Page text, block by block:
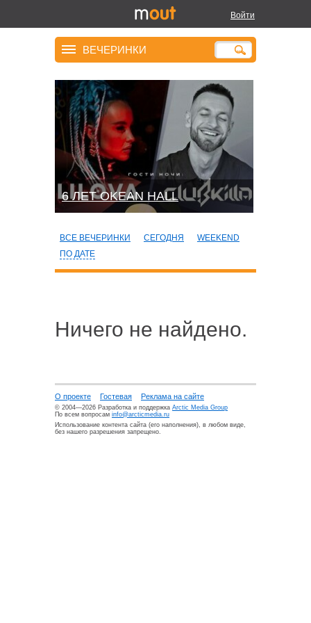
Войти
ВЕЧЕРИНКИ
6 ЛЕТ OKEAN HALL
ВСЕ ВЕЧЕРИНКИ СЕГОДНЯ
WEEKEND
ПО ДАТЕ
Ничего не найдено.
О проекте Гостевая Реклама на сайте
© 2004—2026 Разработка и поддержка Arctic Media Group
По всем вопросам info@arcticmedia.ru
Использование контента сайта (его наполнения), в любом виде,
без нашего разрешения запрещено.